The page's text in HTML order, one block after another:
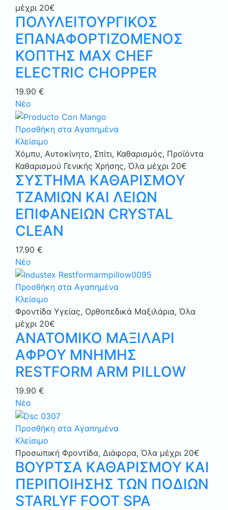
μέχρι 20€
ΠΟΛΥΛΕΙΤΟΥΡΓΙΚΟΣ
ΕΠΑΝΑΦΟΡΤΙΖΟΜΕΝΟΣ
ΚΟΠΤΗΣ MAX CHEF
ELECTRIC CHOPPER
19.90 €
Νέο
Προσθήκη στα Αγαπημένα
Κλείσιμο
Χόμπυ, Αυτοκίνητο, Σπίτι, Καθαρισμός, Προϊόντα
Καθαρισμού Γενικής Χρήσης, Όλα μέχρι 20€
ΣΥΣΤΗΜΑ ΚΑΘΑΡΙΣΜΟΥ
ΤΖΑΜΙΩΝ ΚΑΙ ΛΕΙΩΝ
ΕΠΙΦΑΝΕΙΩΝ CRYSTAL
CLEAN
17.90 €
Νέο
Προσθήκη στα Αγαπημένα
Κλείσιμο
Φροντίδα Υγείας, Ορθοπεδικά Μαξιλάρια, Όλα
μέχρι 20€
ΑΝΑΤΟΜΙΚΟ ΜΑΞΙΛΑΡΙ
ΑΦΡΟΥ ΜΝΗΜΗΣ
RESTFORM ARM PILLOW
19.90 €
Νέο
Προσθήκη στα Αγαπημένα
Κλείσιμο
Προσωπική Φροντίδα, Διάφορα, Όλα μέχρι 20€
ΒΟΥΡΤΣΑ ΚΑΘΑΡΙΣΜΟΥ ΚΑΙ
ΠΕΡΙΠΟΙΗΣΗΣ ΤΩΝ ΠΟΔΙΩΝ
STARLYF FOOT SPA